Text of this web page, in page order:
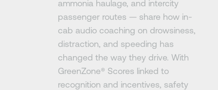
ammonia haulage, and intercity
passenger routes — share how in-
cab audio coaching on drowsiness,
distraction, and speeding has
changed the way they drive. With
GreenZone®️ Scores linked to
recognition and incentives, safety